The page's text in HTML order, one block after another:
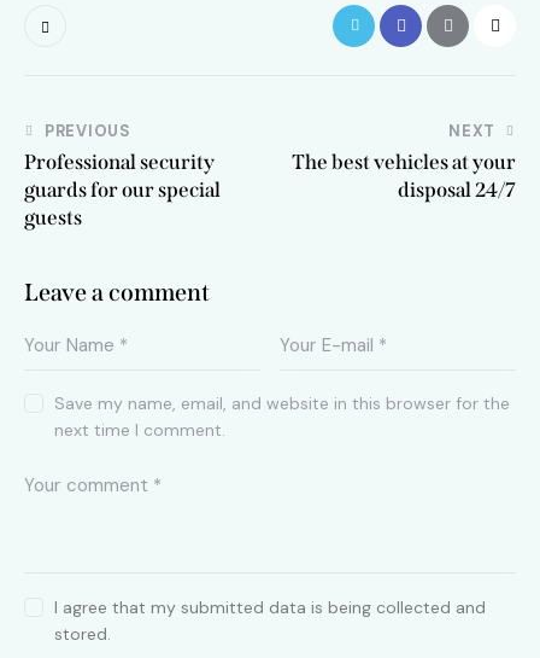
Post
navigation
PREVIOUS
Professional security
guards for our special
guests
NEXT
The best vehicles at your
disposal 24/7
Leave a comment
Save my name, email, and website in this browser for the
next time I comment.
I agree that my submitted data is being collected and
stored.